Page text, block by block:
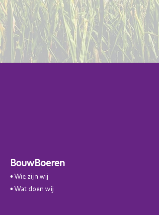
BouwBoeren
• Wie zijn wij
• Wat doen wij